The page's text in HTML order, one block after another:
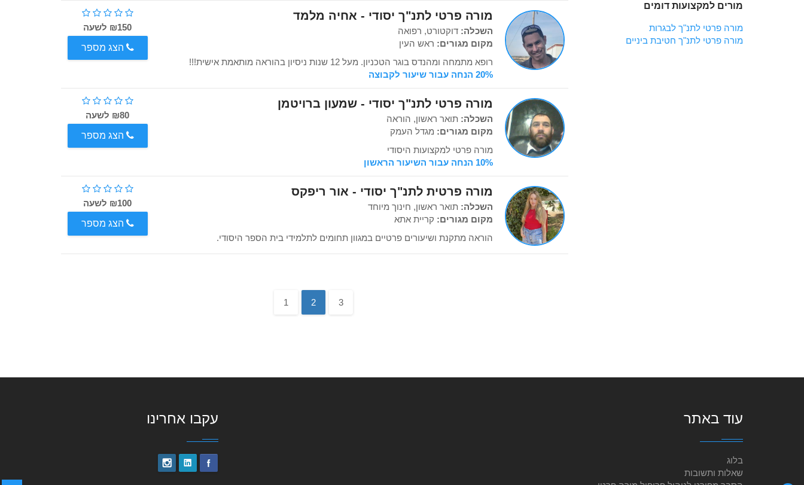
מורים למקצועות דומים
מורה פרטי לתנ"ך לבגרות
מורה פרטי לתנ"ך חטיבת ביניים
מורה פרטי לתנ"ך יסודי - אחיה מלמד
השכלה: דוקטורט, רפואה
מקום מגורים: ראש העין
רופא מתמחה ומהנדס בוגר הטכניון. מעל 12 שנות ניסיון בהוראה מותאמת אישית!!!
20% הנחה עבור שיעור לקבוצה
₪150 לשעה
הצג מספר
מורה פרטי לתנ"ך יסודי - שמעון ברויטמן
השכלה: תואר ראשון, הוראה
מקום מגורים: מגדל העמק
מורה פרטי למקצועות היסודי
10% הנחה עבור השיעור הראשון
₪80 לשעה
הצג מספר
מורה פרטית לתנ"ך יסודי - אור ריפקס
השכלה: תואר ראשון, חינוך מיוחד
מקום מגורים: קריית אתא
הוראה מתקנת ושיעורים פרטיים במגוון תחומים לתלמידי בית הספר היסודי.
₪100 לשעה
הצג מספר
1 2 3
עוד באתר
בלוג
שאלות ותשובות
עקבו אחרינו